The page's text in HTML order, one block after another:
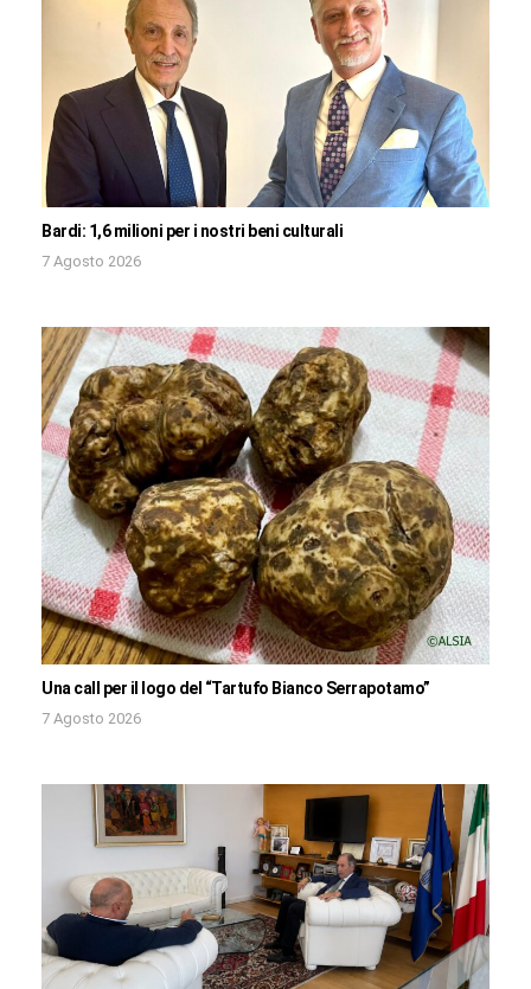
Bardi: 1,6 milioni per i nostri beni culturali
7 Agosto 2026
Una call per il logo del “Tartufo Bianco Serrapotamo”
7 Agosto 2026